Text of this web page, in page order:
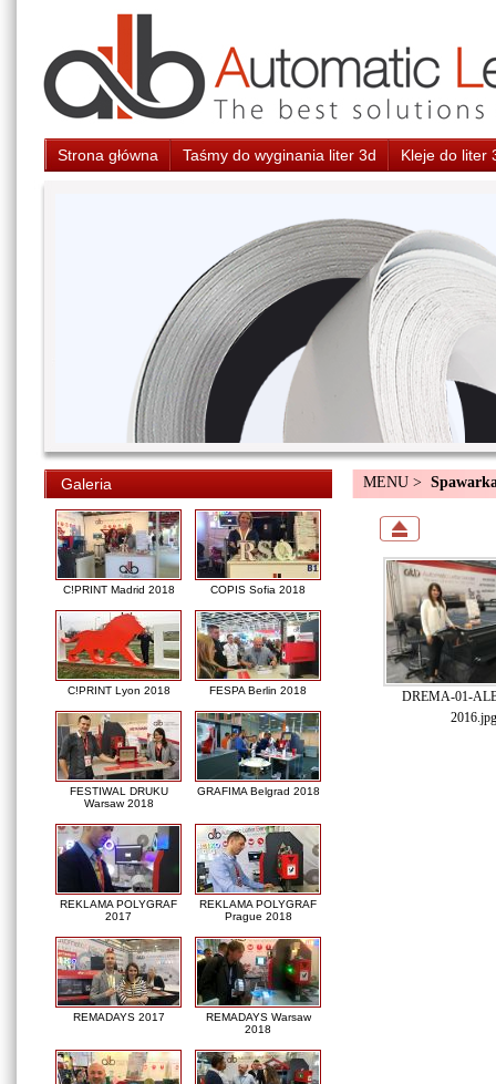
Strona główna Taśmy do wyginania liter 3d Kleje do liter
Galeria
C!PRINT Madrid 2018 COPIS Sofia 2018
C!PRINT Lyon 2018 FESPA Berlin 2018
FESTIWAL DRUKU
Warsaw 2018
GRAFIMA Belgrad 2018
REKLAMA POLYGRAF
2017
REKLAMA POLYGRAF
Prague 2018
REMADAYS 2017
REMADAYS Warsaw
2018
MENU >
DREMA-01-
2016.jpg